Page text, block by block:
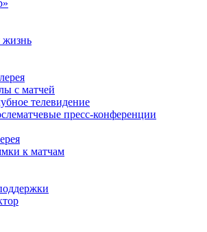
жизнь
с матчей
телевидение
пресс-конференции
к матчам